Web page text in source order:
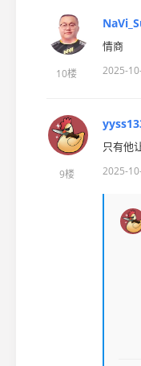
10楼
情商
2025-
9楼
只有他
2025-